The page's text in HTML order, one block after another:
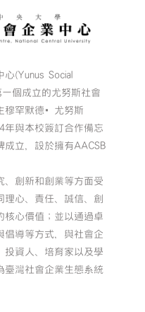
(Yunus Social
一個成立的尤努斯社會
穆罕默德•尤努斯
年與本校簽訂合作備忘
成立，設於擁有AACSB
、創新和創業等方面受
理心、責任、誠信、創
核心價值；並以通過卓
倡導等方式，與社會企
投資人、培育家以及學
臺灣社會企業生態系統